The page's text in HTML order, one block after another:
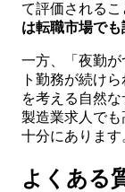
て評価されるこ
は転職市場で
一方、「夜勤
ト勤務が続け
を考える自然
製造業求人で
十分にあります
よくある